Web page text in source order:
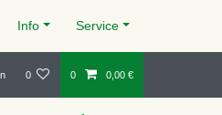
Info Service
0 0 0,00 €